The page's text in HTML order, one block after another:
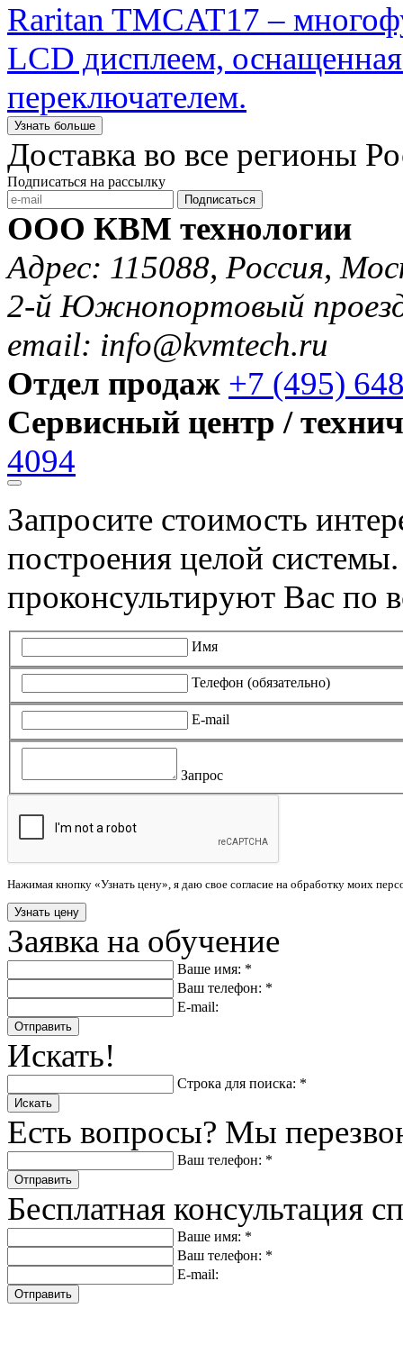
Raritan TMCAT17 –
LCD дисплеем,
переключателем.
Узнать больше
Доставка во все регионы
Подписаться на рассылку
Подписаться
ООО КВМ технологии
Адрес: 115088, Россия,
2-й Южнопортовый
email: info@kvmtech.ru
Отдел продаж +7 (495)
Сервисный центр /
4094
Запросите стоимость
построения целой
проконсультируют Вас по
Имя
Телефон (обязательно)
E-mail
Запрос
Нажимая кнопку «Узнать цену», я даю свое согласие на обработку моих
Заявка на обучение
Ваше имя: *
Ваш телефон: *
E-mail:
Отправить
Искать!
Строка для поиска: *
Искать
Есть вопросы? Мы
Ваш телефон: *
Отправить
Бесплатная консультация
Ваше имя: *
Ваш телефон: *
E-mail:
Отправить